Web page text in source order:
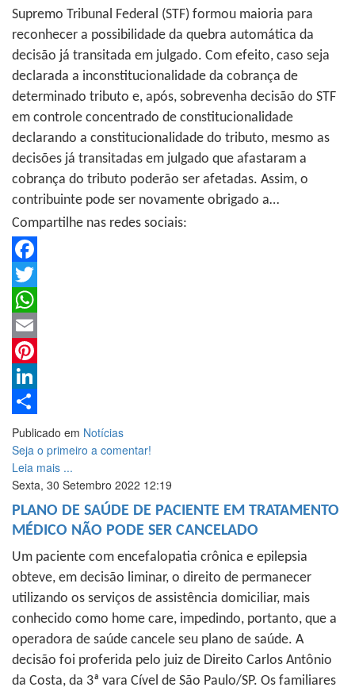
Supremo Tribunal Federal (STF) formou maioria para
reconhecer a possibilidade da quebra automática da
decisão já transitada em julgado. Com efeito, caso seja
declarada a inconstitucionalidade da cobrança de
determinado tributo e, após, sobrevenha decisão do STF
em controle concentrado de constitucionalidade
declarando a constitucionalidade do tributo, mesmo as
decisões já transitadas em julgado que afastaram a
cobrança do tributo poderão ser afetadas. Assim, o
contribuinte pode ser novamente obrigado a…
Compartilhe nas redes sociais:
Facebook
Twitter
WhatsApp
Email
Pinterest
LinkedIn
Share
Publicado em Notícias
Seja o primeiro a comentar!
Leia mais ...
Sexta, 30 Setembro 2022 12:19
PLANO DE SAÚDE DE PACIENTE EM TRATAMENTO
MÉDICO NÃO PODE SER CANCELADO
Um paciente com encefalopatia crônica e epilepsia
obteve, em decisão liminar, o direito de permanecer
utilizando os serviços de assistência domiciliar, mais
conhecido como home care, impedindo, portanto, que a
operadora de saúde cancele seu plano de saúde. A
decisão foi proferida pelo juiz de Direito Carlos Antônio
da Costa, da 3ª vara Cível de São Paulo/SP. Os familiares